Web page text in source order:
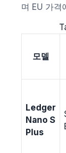
며 EU 가격
모델
Ledger
Nano S
Plus